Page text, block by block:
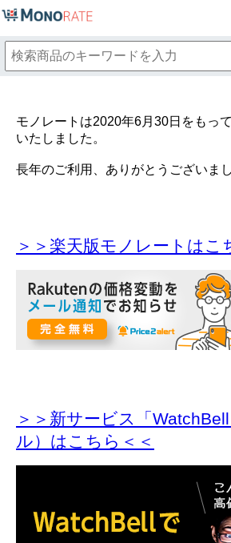
モノレートは2020年6月30日をもっ
いたしました。
長年のご利用、ありがとうございまし
＞＞楽天版モノレートはこ
＞＞新サービス「
ル）はこちら＜＜